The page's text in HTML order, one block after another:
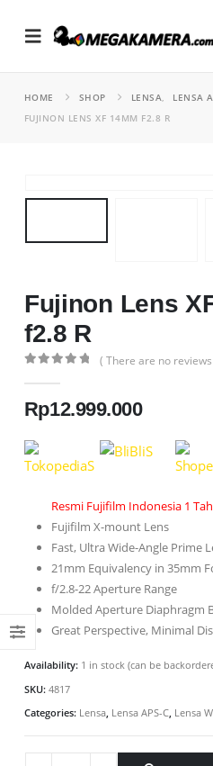
HOME SHOP LENSA, LENSA
FUJINON LENS XF 14MM F2.8 R
Fujinon Lens
f2.8 R
( There are no
Rp12.999.000
Resmi Fujifilm Indonesia 1
Fujifilm X-mount Lens
Fast, Ultra Wide-Angle Prime
21mm Equivalency in 35mm
f/2.8-22 Aperture Range
Molded Aperture Diaphragm
Great Perspective, Minimal
Availability: 1 in stock (can be
SKU: 4817
Categories: Lensa, Lensa APS-C, Lensa